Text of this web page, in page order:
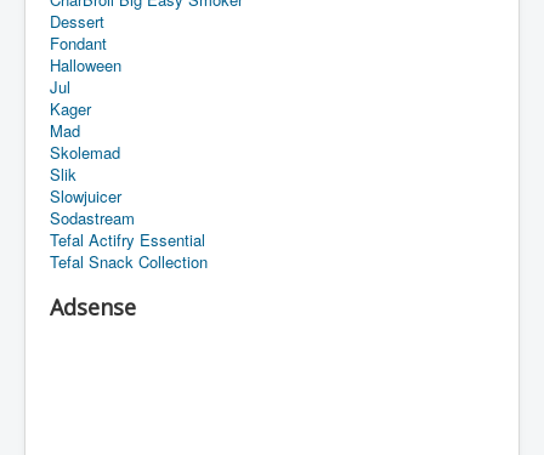
Dessert
Fondant
Halloween
Jul
Kager
Mad
Skolemad
Slik
Slowjuicer
Sodastream
Tefal Actifry Essential
Tefal Snack Collection
Adsense